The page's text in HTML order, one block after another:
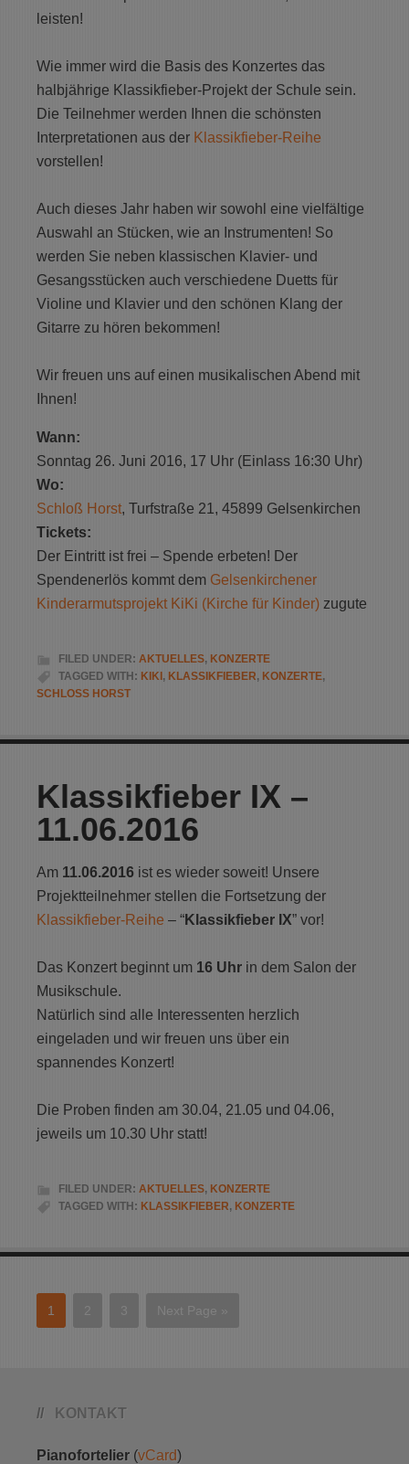
leisten!
Wie immer wird die Basis des Konzertes das
halbjährige Klassikfieber-Projekt der Schule sein.
Die Teilnehmer werden Ihnen die schönsten
Interpretationen aus der Klassikfieber-Reihe
vorstellen!
Auch dieses Jahr haben wir sowohl eine vielfältige
Auswahl an Stücken, wie an Instrumenten! So
werden Sie neben klassischen Klavier- und
Gesangsstücken auch verschiedene Duetts für
Violine und Klavier und den schönen Klang der
Gitarre zu hören bekommen!
Wir freuen uns auf einen musikalischen Abend mit
Wann:
Sonntag 26. Juni 2016, 17 Uhr (Einlass 16:30 Uhr)
Wo:
Schloß Horst, Turfstraße 21 , 45899 Gelsenkirchen
Tickets:
Der Eintritt ist frei – Spende erbeten! Der
Spendenerlös kommt dem Gelsenkirchener
Kinderarmutsprojekt KiKi (Kirche für Kinder) zugute
FILED UNDER: AKTUELLES, KONZERTE
TAGGED WITH: KIKI , KLASSIKFIEBER, KONZERTE,
SCHLOSS HORST
Klassikfieber IX –
11.06.2016
Am 11.06.2016 ist es wieder soweit! Unsere
Projektteilnehmer stellen die Fortsetzung der
Klassikfieber-Reihe – “Klassikfieber IX” vor!
Das Konzert beginnt um 16 Uhr in dem Salon der
Musikschule.
Natürlich sind alle Interessenten herzlich
eingeladen und wir freuen uns über ein
spannendes Konzert!
Die Proben finden am 30.04, 21.05 und 04.06,
jeweils um 10.30 Uhr statt!
FILED UNDER: AKTUELLES, KONZERTE
TAGGED WITH: KLASSIKFIEBER, KONZERTE
1 2 3 Next Page »
KONTAKT
Pianofortelier (vCard)